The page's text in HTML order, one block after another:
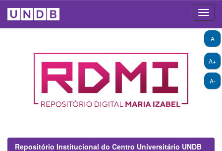
A+
A-
A
Repositório Institucional do Centro Universitário UNDB